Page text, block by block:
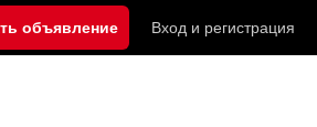
объявление Вход и регистрация